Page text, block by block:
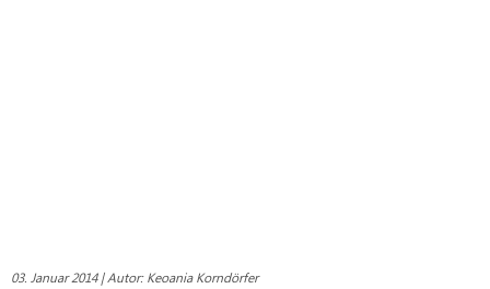
03. Januar 2014 | Autor: Keoania Korndörfer